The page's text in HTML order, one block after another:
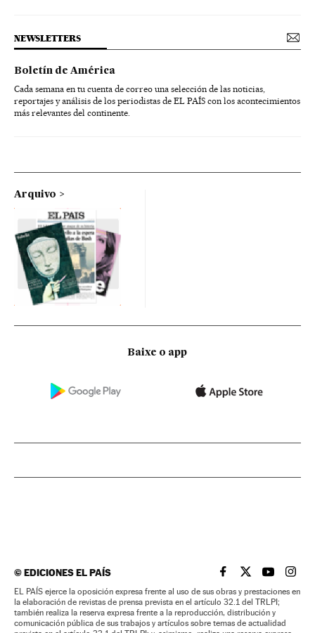
NEWSLETTERS
Boletín de América
Cada semana en tu cuenta de correo una selección de las noticias,
reportajes y análisis de los periodistas de EL PAÍS con los acontecimientos
más relevantes del continente.
Arquivo
Baixe o app
©EDICIONES EL PAÍS EL PAÍS BRASIL EN
EL PAÍSEL PAÍS
EL
EL PAÍS ejerce la oposición expresa frente al uso de sus obras y prestaciones en
la elaboración de revistas de prensa prevista en el artículo 32.1 del TRLPI;
también realiza la reserva expresa frente a la reproducción, distribución y
comunicación pública de sus trabajos y artículos sobre temas de actualidad